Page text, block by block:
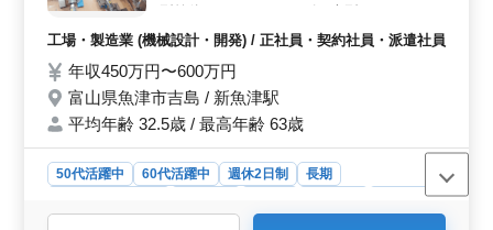
仕事に興味を持っていただいた方はご応募をお待ちして
おります。
金属筐 体を電子回路設計エンジニアと協力
40代活躍している現場です。 ぜひご応募く
ださい！
工場・製造業 (機械設計・開発) / 正社員・契約社員・派遣社員
年収450万円〜600万円
富山県魚津市吉島 / 新魚津駅
平均年齢 32.5歳 / 最高年齢 63歳
50代活躍中 60代活躍中 週休2日制
長期
派遣社員